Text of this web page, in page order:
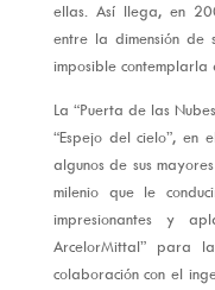
ellas. Así llega, en
entre la dimensión de
imposible contemplarla
La “Puerta de las
“Espejo del cielo”, en
algunos de sus
milenio que le
impresionantes y
ArcelorMittal” para
colaboración con el